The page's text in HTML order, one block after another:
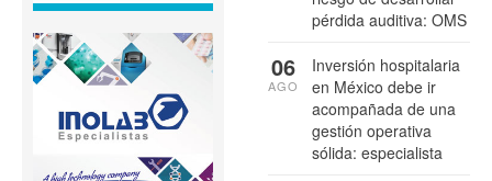
pérdida auditiva: OMS
Inversión hospitalaria
en México debe ir
acompañada de una
gestión operativa
sólida: especialista
06
AGO